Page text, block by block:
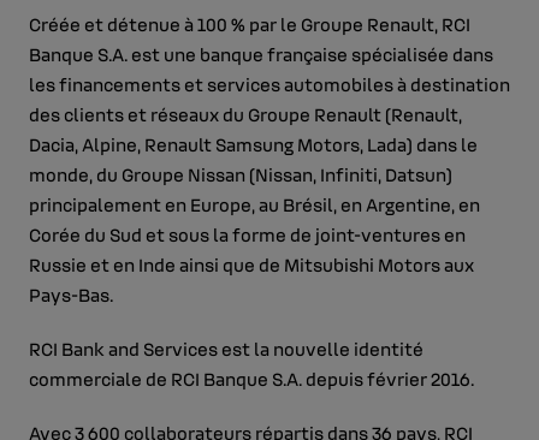
Créée et détenue à 100 % par le Groupe Renault, RCI
Banque S.A. est une banque française spécialisée dans
les financements et services automobiles à destination
des clients et réseaux du Groupe Renault (Renault,
Dacia, Alpine, Renault Samsung Motors, Lada) dans le
monde, du Groupe Nissan (Nissan, Infiniti, Datsun)
principalement en Europe, au Brésil, en Argentine, en
Corée du Sud et sous la forme de joint-ventures en
Russie et en Inde ainsi que de Mitsubishi Motors aux
Pays-Bas.
RCI Bank and Services est la nouvelle identité
commerciale de RCI Banque S.A. depuis février 2016.
Avec 3 600 collaborateurs répartis dans 36 pays, RCI